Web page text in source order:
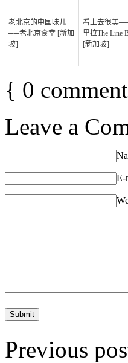
老北京的中国味儿
──老北京食堂 [新加
坡]
看上去很美
里拉The Line
[新加坡]
{ 0
Leave a
E-
Previous